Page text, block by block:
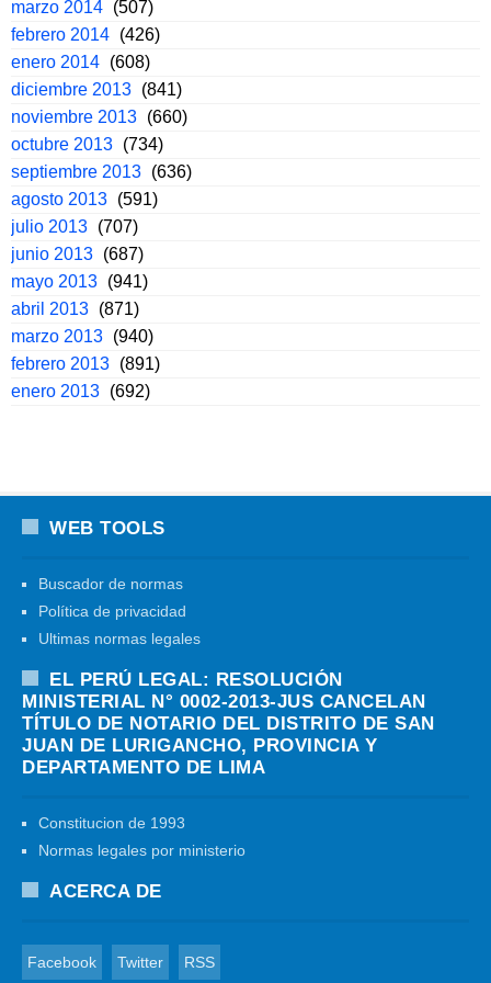
marzo 2014 (507)
febrero 2014 (426)
enero 2014 (608)
diciembre 2013 (841)
noviembre 2013 (660)
octubre 2013 (734)
septiembre 2013 (636)
agosto 2013 (591)
julio 2013 (707)
junio 2013 (687)
mayo 2013 (941)
abril 2013 (871)
marzo 2013 (940)
febrero 2013 (891)
enero 2013 (692)
WEB TOOLS
Buscador de normas
Política de privacidad
Ultimas normas legales
EL PERÚ LEGAL: RESOLUCIÓN
MINISTERIAL N° 0002-2013-JUS CANCELAN
TÍTULO DE NOTARIO DEL DISTRITO DE SAN
JUAN DE LURIGANCHO, PROVINCIA Y
DEPARTAMENTO DE LIMA
Constitucion de 1993
Normas legales por ministerio
ACERCA DE
Facebook Twitter RSS